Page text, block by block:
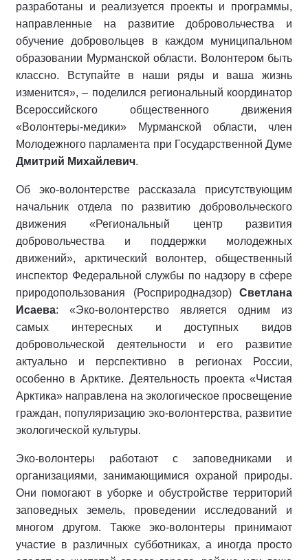
разработаны и реализуется проекты и программы,
направленные на развитие добровольчества и
обучение добровольцев в каждом муниципальном
образовании Мурманской области. Волонтером быть
классно. Вступайте в наши ряды и ваша жизнь
изменится», – поделился региональный координатор
Всероссийского общественного движения
«Волонтеры-медики» Мурманской области, член
Молодежного парламента при Государственной Думе
Дмитрий Михайлевич.
Об эко-волонтерстве рассказала присутствующим
начальник отдела по развитию добровольческого
движения «Региональный центр развития
добровольчества и поддержки молодежных
движений», арктический волонтер, общественный
инспектор Федеральной службы по надзору в сфере
природопользования (Росприроднадзор) Светлана
Исаева: «Эко-волонтерство является одним из
самых интересных и доступных видов
добровольческой деятельности и его развитие
актуально и перспективно в регионах России,
особенно в Арктике. Деятельность проекта «Чистая
Арктика» направлена на экологическое просвещение
граждан, популяризацию эко-волонтерства, развитие
экологической культуры.
Эко-волонтеры работают с заповедниками и
организациями, занимающимися охраной природы.
Они помогают в уборке и обустройстве территорий
заповедных земель, проведении исследований и
многом другом. Также эко-волонтеры принимают
участие в различных субботниках, а иногда просто